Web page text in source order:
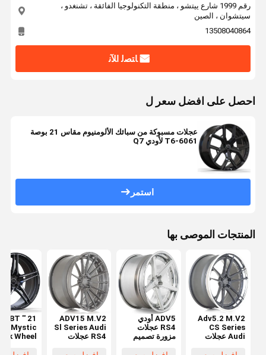
رقم 1999 شارع ييتشو ، منطقة التكنولوجيا الفائقة ، تشنغدو ،
سيتشوان ، الصين
13508040864
ﺎﺘﺼﻟ ﺍﻶﻧ
احصل على افضل سعر ل
عجلات مسبوكة من سبائك الألومنيوم مقاس 21 بوصة
6061-T6 لأودي Q7
استمر
المنتجات الموصى بها
Adv5.2 M.V2
CS Series
Audi عجلات
ADV5 أودي
RS4 عجلات
مزورة تصميم
ADV15 M.V2
Sl Series Audi
RS4 عجلات
21 '' ABT
Mystic
Wheel